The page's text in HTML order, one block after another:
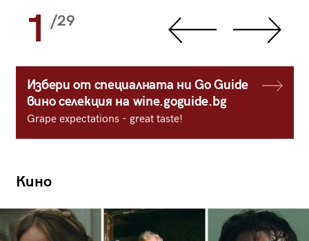
1 /29
Избери от специалната ни Go Guide
вино селекция на wine.goguide.bg
Grape expectations - great taste!
Кино